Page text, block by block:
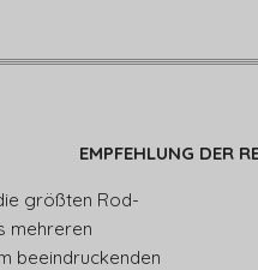
EMPFEHLUNG DER
größten Rod-
mehreren
beeindruckenden